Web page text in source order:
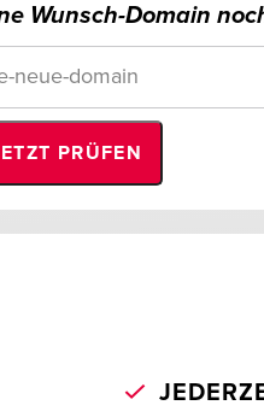
Wunsch-Domain
PRÜFEN